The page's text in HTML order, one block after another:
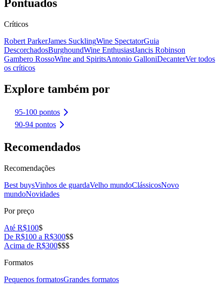
Pontuados
Críticos
Robert ParkerJames SucklingWine SpectatorGuia
DescorchadosBurghoundWine EnthusiastJancis Robinson
Gambero RossoWine and SpiritsAntonio GalloniDecanterVer todos
os críticos
Explore também por
95-100 pontos
90-94 pontos
Recomendados
Recomendações
Best buysVinhos de guardaVelho mundoClássicosNovo
mundoNovidades
Por preço
Até R$100$
De R$100 a R$300$$
Acima de R$300$$$
Formatos
Pequenos formatosGrandes formatos